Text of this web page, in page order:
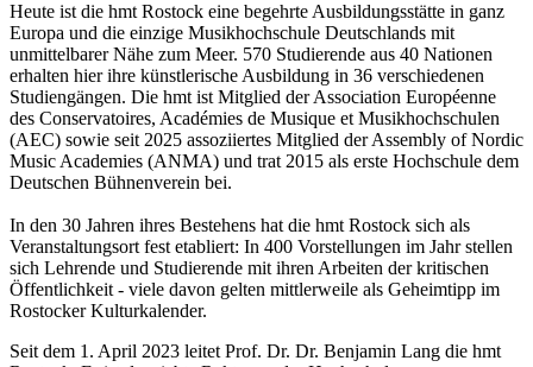
Heute ist die hmt Rostock eine begehrte Ausbildungsstätte in ganz
Europa und die einzige Musikhochschule Deutschlands mit
unmittelbarer Nähe zum Meer. 570 Studierende aus 40 Nationen
erhalten hier ihre künstlerische Ausbildung in 36 verschiedenen
Studiengängen. Die hmt ist Mitglied der Association Européenne
des Conservatoires, Académies de Musique et Musikhochschulen
(AEC) sowie seit 2025 assoziiertes Mitglied der Assembly of Nordic
Music Academies (ANMA) und trat 2015 als erste Hochschule dem
Deutschen Bühnenverein bei.
In den 30 Jahren ihres Bestehens hat die hmt Rostock sich als
Veranstaltungsort fest etabliert: In 400 Vorstellungen im Jahr stellen
sich Lehrende und Studierende mit ihren Arbeiten der kritischen
Öffentlichkeit - viele davon gelten mittlerweile als Geheimtipp im
Rostocker Kulturkalender.
Seit dem 1. April 2023 leitet Prof. Dr. Dr. Benjamin Lang die hmt